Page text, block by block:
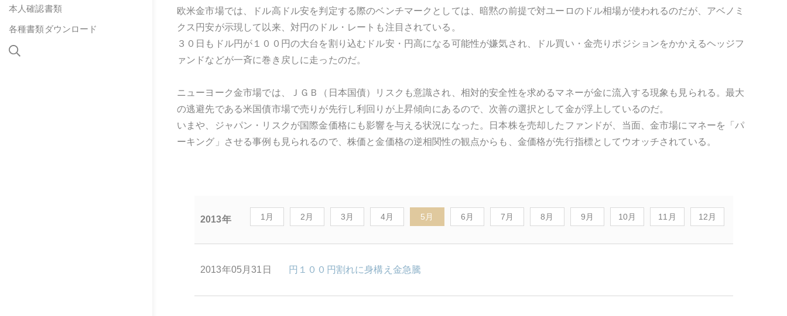
本人確認書類
各種書類ダウンロード
欧米金市場では、ドル高ドル安を判定する際のベンチマークとしては、暗黙の前提で対ユーロのドル相場が使われるのだが、アベノミ
クス円安が示現して以来、対円のドル・レートも注目されている。
３０日もドル円が１００円の大台を割り込むドル安・円高になる可能性が嫌気され、ドル買い・金売りポジションをかかえるヘッジフ
ァンドなどが一斉に巻き戻しに走ったのだ。
ニューヨーク金市場では、ＪＧＢ（日本国債）リスクも意識され、相対的安全性を求めるマネーが金に流入する現象も見られる。最大
の逃避先である米国債市場で売りが先行し利回りが上昇傾向にあるので、次善の選択として金が浮上しているのだ。
いまや、ジャパン・リスクが国際金価格にも影響を与える状況になった。日本株を売却したファンドが、当面、金市場にマネーを「パ
ーキング」させる事例も見られるので、株価と金価格の逆相関性の観点からも、金価格が先行指標としてウオッチされている。
2013年 1月 2月 3月 4月 5月 6月 7月 8月 9月 10月 11月 12月
2013年05月31日 円１００円割れに身構え金急騰